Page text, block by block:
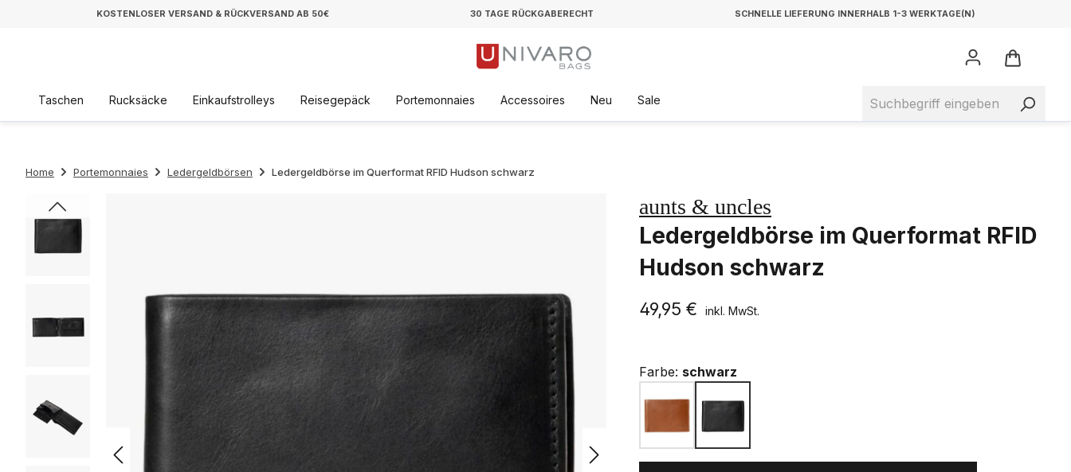
KOSTENLOSER VERSAND & RÜCKVERSAND AB 50€ 30 TAGE RÜCKGABERECHT SCHNELLE LIEFERUNG INNERHALB 1-3 WERKTAGE(N)
Taschen Rucksäcke Einkaufstrolleys Reisegepäck Portemonnaies Accessoires Neu Sale
Home Portemonnaies Ledergeldbörsen Ledergeldbörse im Querformat RFID Hudson schwarz
aunts & uncles
Ledergeldbörse im Querformat RFID
Hudson schwarz
49,95 € inkl. MwSt.
Farbe: schwarz